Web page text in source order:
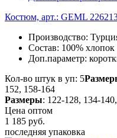
Костюм, арт.: GEML
Производство:
Состав: 100% хлопок
Доп.параметр:
Кол-во штук в уп: 5
152, 158-164
Размеры: 122-128, 134-
Цена оптом
1 185 руб.
последняя упаковка